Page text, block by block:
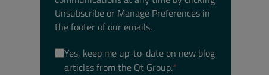
Unsubscribe or Manage Preferences in
the footer of our emails.
Yes, keep me up-to-date on new blog
articles from the Qt Group.*